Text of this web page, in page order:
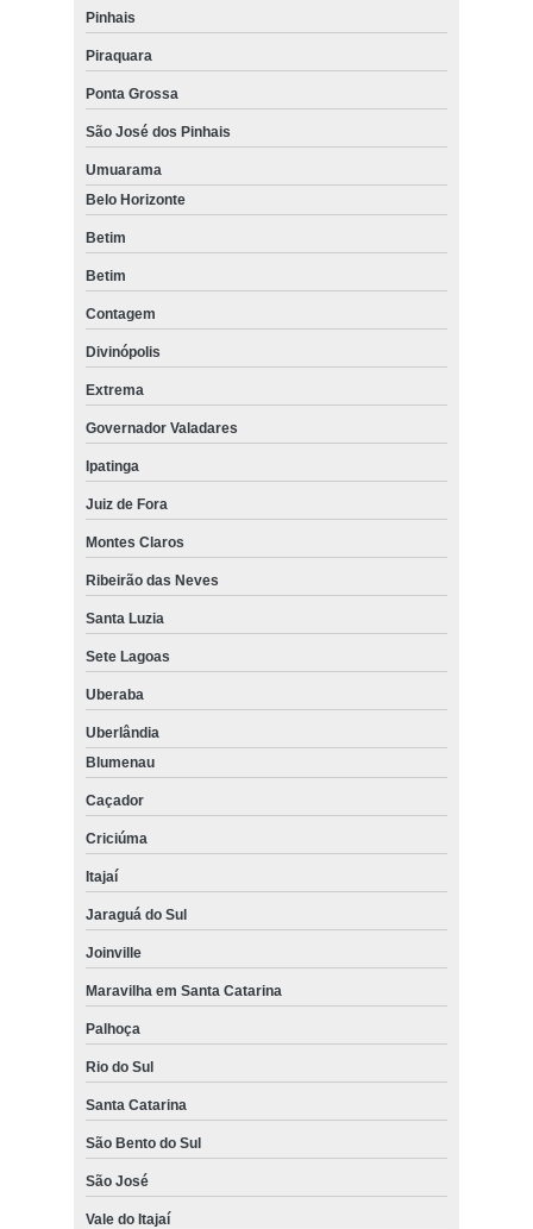
Pinhais
Piraquara
Ponta Grossa
São José dos Pinhais
Umuarama
Belo Horizonte
Betim
Betim
Contagem
Divinópolis
Extrema
Governador Valadares
Ipatinga
Juiz de Fora
Montes Claros
Ribeirão das Neves
Santa Luzia
Sete Lagoas
Uberaba
Uberlândia
Blumenau
Caçador
Criciúma
Itajaí
Jaraguá do Sul
Joinville
Maravilha em Santa Catarina
Palhoça
Rio do Sul
Santa Catarina
São Bento do Sul
São José
Vale do Itajaí